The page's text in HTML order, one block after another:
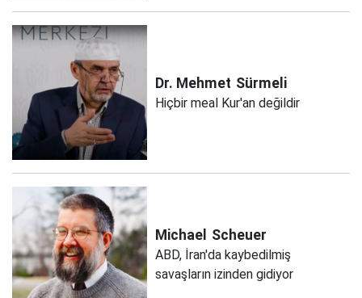
Dr. Mehmet Sürmeli
Hiçbir meal Kur'an değildir
Michael Scheuer
ABD, İran'da kaybedilmiş
savaşların izinden gidiyor